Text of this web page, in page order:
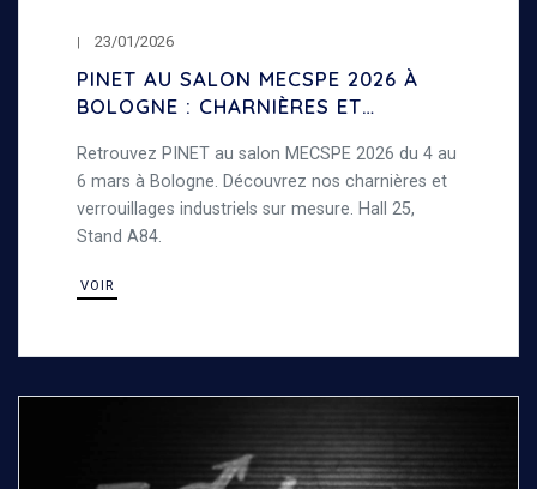
23/01/2026
PINET AU SALON MECSPE 2026 À
BOLOGNE : CHARNIÈRES ET
Retrouvez PINET au salon MECSPE 2026 du 4 au
6 mars à Bologne. Découvrez nos charnières et
verrouillages industriels sur mesure. Hall 25,
Stand A84.
VOIR